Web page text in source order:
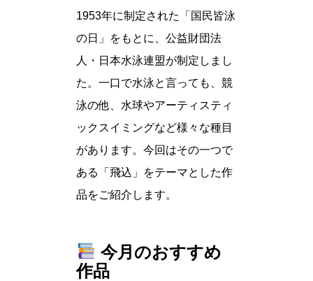
1953年に制定された「国民皆泳
の日」をもとに、公益財団法
人・日本水泳連盟が制定しまし
た。一口で水泳と言っても、競
泳の他、水球やアーティスティ
ックスイミングなど様々な種目
があります。今回はその一つで
ある「飛込」をテーマとした作
品をご紹介します。
今月のおすすめ
作品